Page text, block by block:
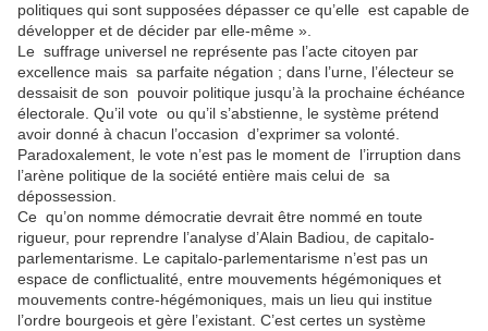
politiques qui sont supposées dépasser ce qu’elle est capable de
développer et de décider par elle-même ».
Le suffrage universel ne représente pas l’acte citoyen par
excellence mais sa parfaite négation ; dans l’urne, l’électeur se
dessaisit de son pouvoir politique jusqu’à la prochaine échéance
électorale. Qu’il vote ou qu’il s’abstienne, le système prétend
avoir donné à chacun l’occasion d’exprimer sa volonté.
Paradoxalement, le vote n’est pas le moment de l’irruption dans
l’arène politique de la société entière mais celui de sa
dépossession.
Ce qu’on nomme démocratie devrait être nommé en toute
rigueur, pour reprendre l’analyse d’Alain Badiou, de capitalo-
parlementarisme. Le capitalo-parlementarisme n’est pas un
espace de conflictualité, entre mouvements hégémoniques et
mouvements contre-hégémoniques, mais un lieu qui institue
l’ordre bourgeois et gère l’existant. C’est certes un système